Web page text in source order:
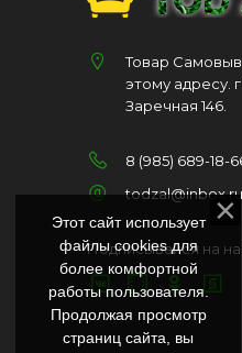
Товар
этому адресу.
Заречная 146.
8 (985) 689-18-
todzal@inbox.ru
Подписывайся на
Этот сайт использует
файлы cookies для
более комфортной
работы пользователя.
Продолжая просмотр
страниц сайта, вы